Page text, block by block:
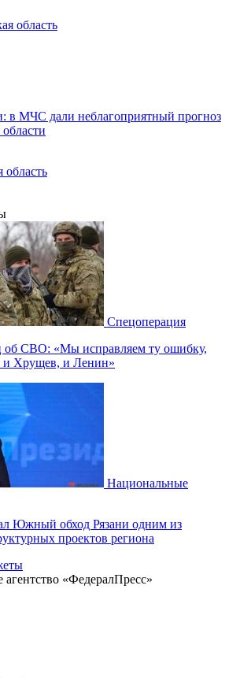
область
в МЧС дали неблагоприятный прогноз
область
Спецоперация
об СВО: «Мы исправляем ту ошибку,
и Хрущев, и Ленин»
Национальные
Южный обход Рязани одним из
проектов региона
«ФедералПресс»